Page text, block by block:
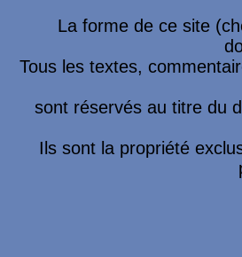
La forme de ce site
Tous les textes,
sont réservés au titre du
Ils sont la propriété